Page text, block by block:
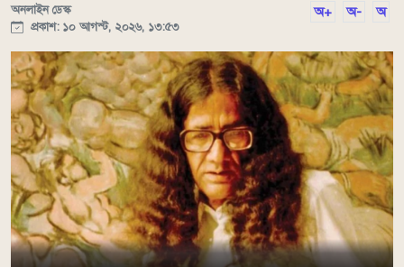
অনলাইন ডেস্ক
প্রকাশ: ১০ আগস্ট, ২০২৬, ১৩:৫৩
অ+ অ- অ